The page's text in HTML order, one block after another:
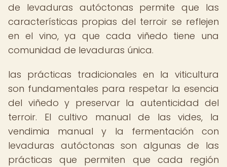
de levaduras autóctonas permite que las
características propias del terroir se reflejen
en el vino, ya que cada viñedo tiene una
comunidad de levaduras única.
las prácticas tradicionales en la viticultura
son fundamentales para respetar la esencia
del viñedo y preservar la autenticidad del
terroir. El cultivo manual de las vides, la
vendimia manual y la fermentación con
levaduras autóctonas son algunas de las
prácticas que permiten que cada región